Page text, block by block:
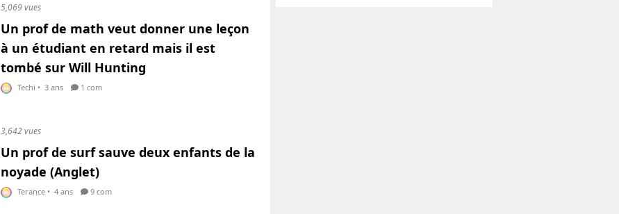
5,069 vues
Un prof de math veut donner une leçon
à un étudiant en retard mais il est
tombé sur Will Hunting
Techi • 3 ans 1 com
3,642 vues
Un prof de surf sauve deux enfants de la
noyade (Anglet)
Terance • 4 ans 9 com